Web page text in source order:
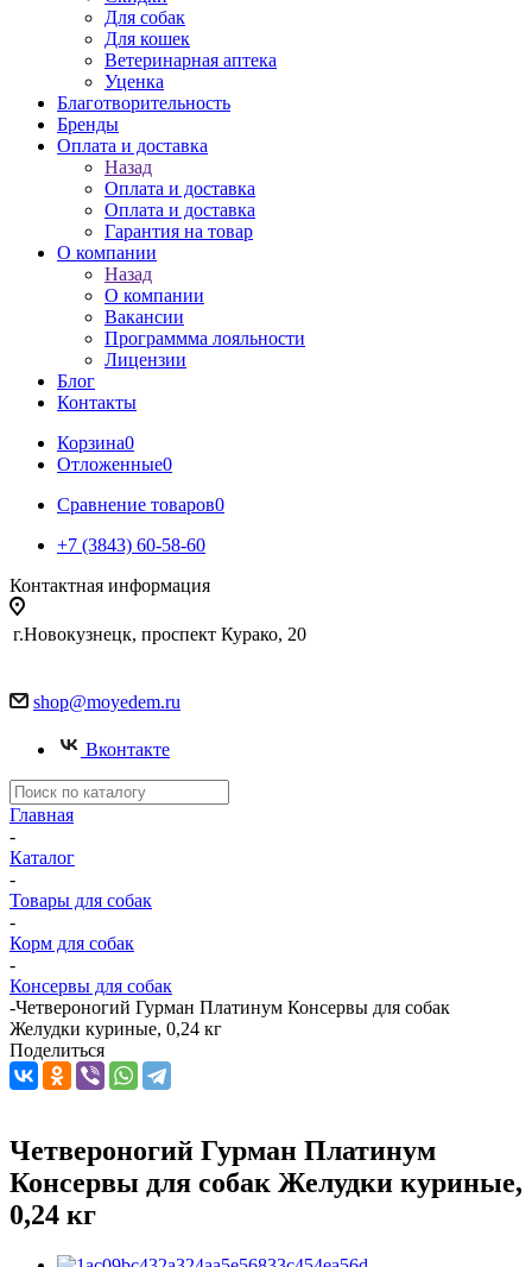
Для собак
Для кошек
Ветеринарная аптека
Уценка
Благотворительность
Бренды
Оплата и доставка
Назад
Оплата и доставка
Оплата и доставка
Гарантия на товар
О компании
Назад
О компании
Вакансии
Программма лояльности
Лицензии
Блог
Контакты
Корзина0
Отложенные0
Сравнение товаров0
+7 (3843) 60-58-60
Контактная информация
г.Новокузнецк, проспект Курако, 20
shop@moyedem.ru
Вконтакте
Главная
-
Каталог
-
Товары для собак
-
Корм для собак
-
Консервы для собак
-Четвероногий Гурман Платинум Консервы для собак
Желудки куриные, 0,24 кг
Поделиться
Четвероногий Гурман Платинум
Консервы для собак Желудки куриные,
0,24 кг